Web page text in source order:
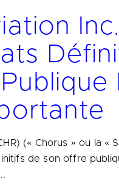
(« Chorus » ou la «
de son offre